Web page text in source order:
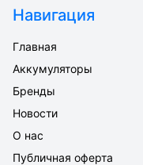
Навигация
Главная
Аккумуляторы
Бренды
Новости
О нас
Публичная оферта